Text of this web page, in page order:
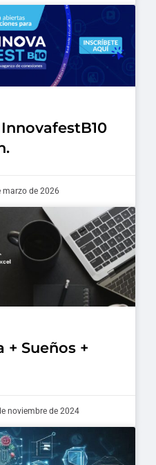
marzo de 2026
+ Sueños +
noviembre de 2024